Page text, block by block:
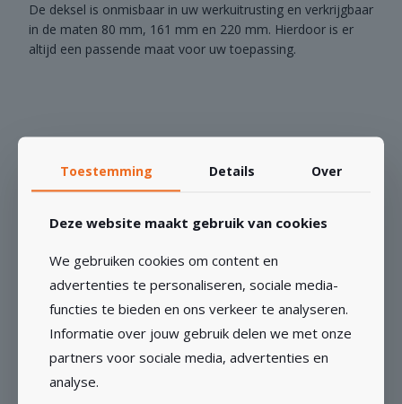
De deksel is onmisbaar in uw werkuitrusting en verkrijgbaar
in de maten 80 mm, 161 mm en 220 mm. Hierdoor is er
altijd een passende maat voor uw toepassing.
Vanaf € 26,14
Dit
product
heeft
Toestemming Details Over
Deze website maakt gebruik van cookies
We gebruiken cookies om content en
advertenties te personaliseren, sociale media-
functies te bieden en ons verkeer te analyseren.
Informatie over jouw gebruik delen we met onze
partners voor sociale media, advertenties en
analyse.